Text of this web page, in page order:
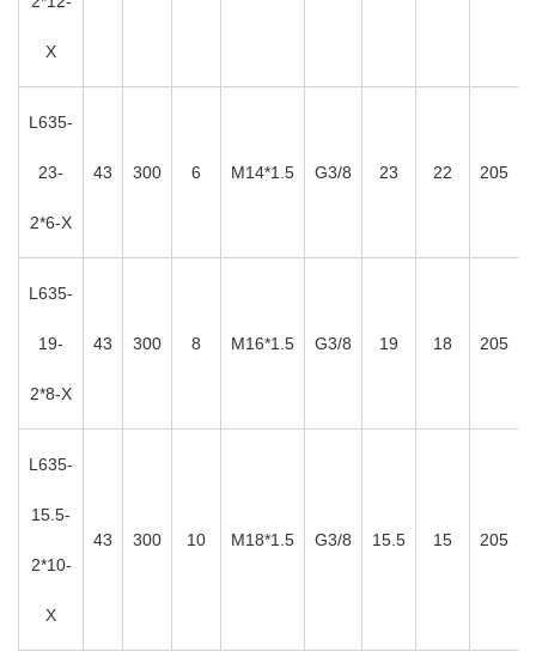
X
L635-
23-
2*6-X
43 300 6 M14*1.5 G3/8 23 22 205
L635-
19-
2*8-X
43 300 8 M16*1.5 G3/8 19 18 205
L635-
15.5-
2*10-
X
43 300 10 M18*1.5 G3/8 15.5 15 205